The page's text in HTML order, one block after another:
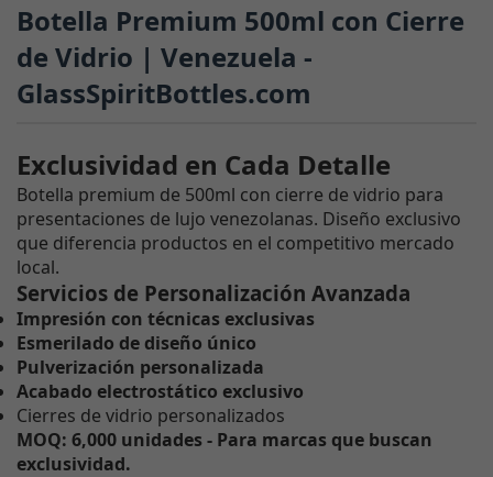
Botella Premium 500ml con Cierre
de Vidrio | Venezuela -
GlassSpiritBottles.com
Exclusividad en Cada Detalle
Botella premium de 500ml con cierre de vidrio para
presentaciones de lujo venezolanas. Diseño exclusivo
que diferencia productos en el competitivo mercado
local.
Servicios de Personalización Avanzada
Impresión con técnicas exclusivas
Esmerilado de diseño único
Pulverización personalizada
Acabado electrostático exclusivo
Cierres de vidrio personalizados
MOQ: 6,000 unidades - Para marcas que buscan
exclusividad.